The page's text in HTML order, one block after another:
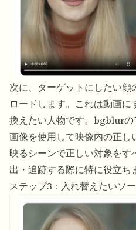
次に、ターゲットにしたい
ロードします。これは動画
換えたい人物です。bgblurの
画像を使用して映像内の正
映るシーンで正しい対象を
出・追跡する際に特に役立ち
ステップ3：入れ替えたいソ